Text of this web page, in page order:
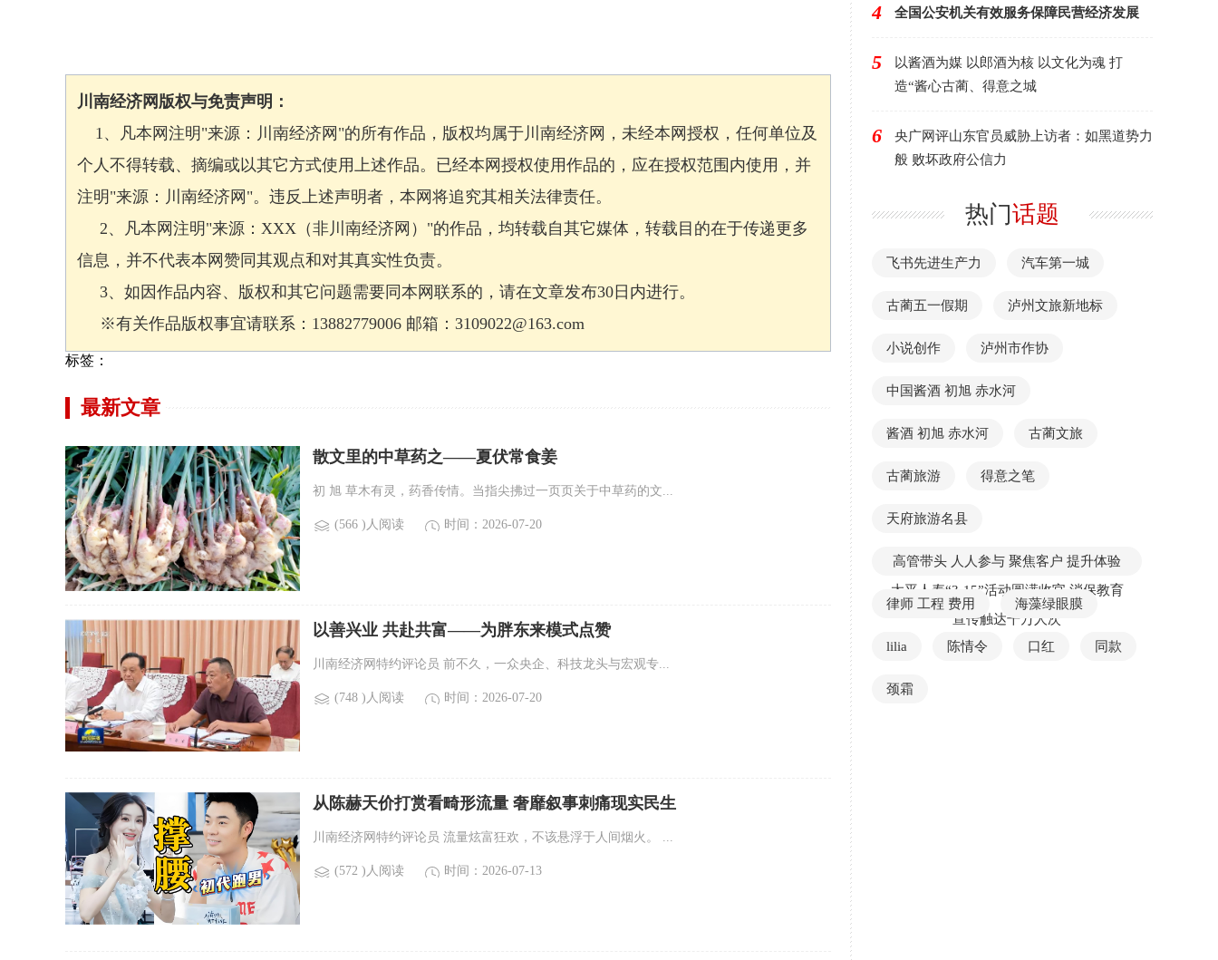
川南经济网版权与免责声明：
1、凡本网注明"来源：川南经济网"的所有作品，版权均属于川南经济网，未经本网授权，任何单位及
个人不得转载、摘编或以其它方式使用上述作品。已经本网授权使用作品的，应在授权范围内使用，并
注明"来源：川南经济网"。违反上述声明者，本网将追究其相关法律责任。
2、凡本网注明"来源：XXX（非川南经济网）"的作品，均转载自其它媒体，转载目的在于传递更多
信息，并不代表本网赞同其观点和对其真实性负责。
3、如因作品内容、版权和其它问题需要同本网联系的，请在文章发布30日内进行。
※有关作品版权事宜请联系：13882779006 邮箱：3109022@163.com
标签：
最新文章
散文里的中草药之——夏伏常食姜
初 旭 草木有灵，药香传情。当指尖拂过一页页关于中草药的文...
(566 )人阅读 时间：2026-07-20
以善兴业 共赴共富——为胖东来模式点赞
川南经济网特约评论员 前不久，一众央企、科技龙头与宏观专...
(748 )人阅读 时间：2026-07-20
从陈赫天价打赏看畸形流量 奢靡叙事刺痛现实民生
川南经济网特约评论员 流量炫富狂欢，不该悬浮于人间烟火。 ...
(572 )人阅读 时间：2026-07-13
4 全国公安机关有效服务保障民营经济发展
5
以酱酒为媒 以郎酒为核 以文化为魂 打
造“酱心古蔺、得意之城
6
央广网评山东官员威胁上访者：如黑道势力
般 败坏政府公信力
热门话题
飞书先进生产力 汽车第一城
古蔺五一假期 泸州文旅新地标
小说创作 泸州市作协
中国酱酒 初旭 赤水河
酱酒 初旭 赤水河 古蔺文旅
古蔺旅游 得意之笔
天府旅游名县
高管带头 人人参与 聚焦客户 提升体验
太平人寿“3·15”活动圆满收官 消保教育
宣传触达千万人次
律师 工程 费用 海藻绿眼膜
lilia 陈情令 口红 同款
颈霜